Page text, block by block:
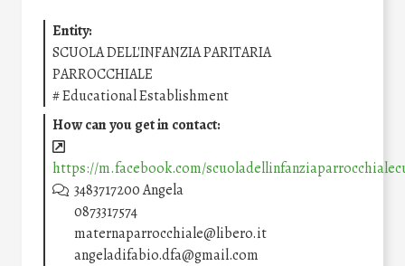
Entity:
SCUOLA DELL'INFANZIA PARITARIA
PARROCCHIALE
#Educational Establishment
How can you get in contact:
https://m.facebook.com/
3483717200 Angela
0873317574
maternaparrocchiale@libero.it
angeladifabio.dfa@gmail.com